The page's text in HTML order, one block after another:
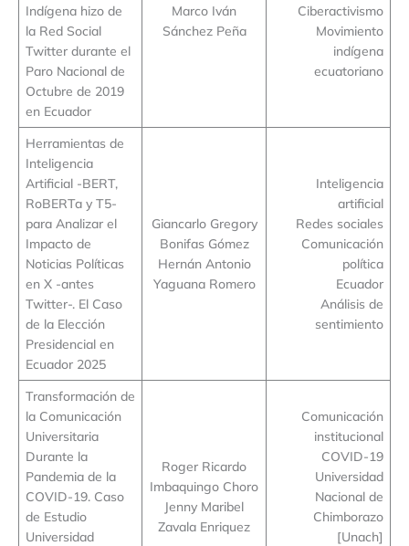
Indígena hizo de
la Red Social
Twitter durante el
Paro Nacional de
Octubre de 2019
en Ecuador
Marco Iván
Sánchez Peña
Ciberactivismo
Movimiento
indígena
ecuatoriano
Herramientas de
Inteligencia
Artificial -BERT,
RoBERTa y T5-
para Analizar el
Impacto de
Noticias Políticas
en X -antes
Twitter-. El Caso
de la Elección
Presidencial en
Ecuador 2025
Giancarlo Gregory
Bonifas Gómez
Hernán Antonio
Yaguana Romero
Inteligencia
artificial
Redes sociales
Comunicación
política
Ecuador
Análisis de
sentimiento
Transformación de
la Comunicación
Universitaria
Durante la
Pandemia de la
COVID-19. Caso
de Estudio
Universidad
Roger Ricardo
Imbaquingo Choro
Jenny Maribel
Zavala Enriquez
Comunicación
institucional
COVID-19
Universidad
Nacional de
Chimborazo
[Unach]